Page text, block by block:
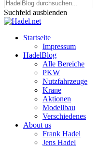
Suchfeld ausblenden
Startseite
Impressum
HadelBlog
Alle Bereiche
PKW
Nutzfahrzeuge
Krane
Aktionen
Modellbau
Verschiedenes
About us
Frank Hadel
Jens Hadel